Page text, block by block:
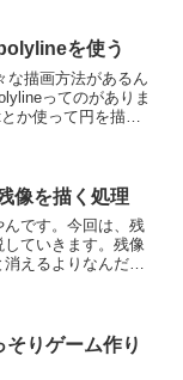
を使う
な描画方法があるん
ってのがありま
か使って円を描い
像を描く処理
です。今回は、残
ていきます。残像
えるよりなんだか
、徐々...
りゲーム作り